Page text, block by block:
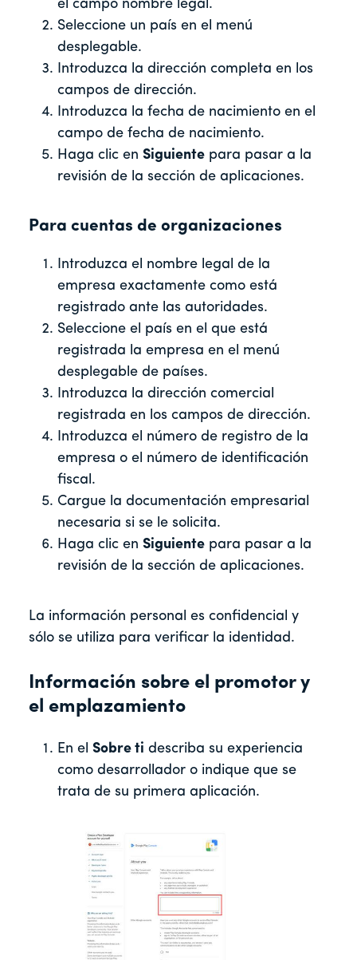
el campo nombre legal.
Seleccione un país en el menú
desplegable.
Introduzca la dirección completa en los
campos de dirección.
Introduzca la fecha de nacimiento en el
campo de fecha de nacimiento.
Haga clic en Siguiente para pasar a la
revisión de la sección de aplicaciones.
Para cuentas de organizaciones
Introduzca el nombre legal de la
empresa exactamente como está
registrado ante las autoridades.
Seleccione el país en el que está
registrada la empresa en el menú
desplegable de países.
Introduzca la dirección comercial
registrada en los campos de dirección.
Introduzca el número de registro de la
empresa o el número de identificación
fiscal.
Cargue la documentación empresarial
necesaria si se le solicita.
Haga clic en Siguiente para pasar a la
revisión de la sección de aplicaciones.
La información personal es confidencial y
sólo se utiliza para verificar la identidad.
Información sobre el promotor y
el emplazamiento
En el Sobre ti describa su experiencia
como desarrollador o indique que se
trata de su primera aplicación.